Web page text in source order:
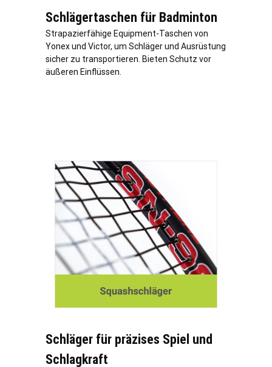
Schlägertaschen für Badminton
Strapazierfähige Equipment-Taschen von
Yonex und Victor, um Schläger und Ausrüstung
sicher zu transportieren. Bieten Schutz vor
äußeren Einflüssen.
Schläger für präzises Spiel und
Schlagkraft